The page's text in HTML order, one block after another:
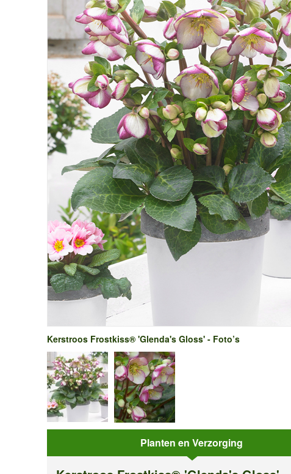
Kerstroos Frostkiss® 'Glenda's Gloss' - Foto’s
Planten en Verzorging